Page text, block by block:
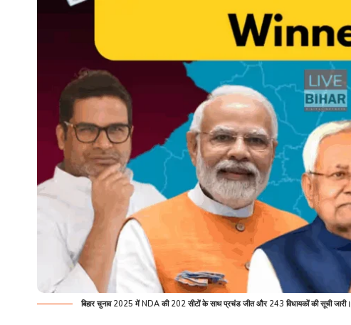
बिहार चुनाव 2025 में NDA की 202 सीटों के साथ प्रचंड जीत और 243 विधायकों की सूची जारी।